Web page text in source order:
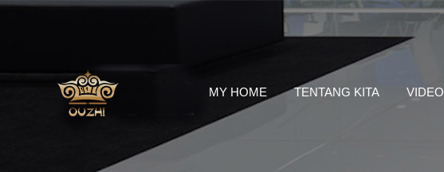
MY HOME TENTANG KITA VIDEO